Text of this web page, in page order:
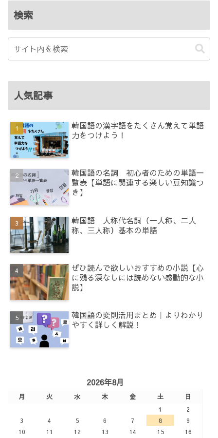
検索
人気記事
韓国語の漢字語をたくさん覚えて単語
力をつけよう！
韓国語の名詞 初心者のための単語一
覧表【単語に関連する楽しい豆知識つ
き】
韓国語 人称代名詞（一人称、二人
称、三人称）基本の単語
ぜひ読んで欲しいおすすめの小説【心
に残る涙なしには読めない感動的な小
説】
韓国語の変則活用まとめ｜よりわかり
やすく詳しく解説！
2026年8月
月 火 水 木 金 土
日
1
2
3
4 5 6 7 8
9
10
11 12 13 14 15
16